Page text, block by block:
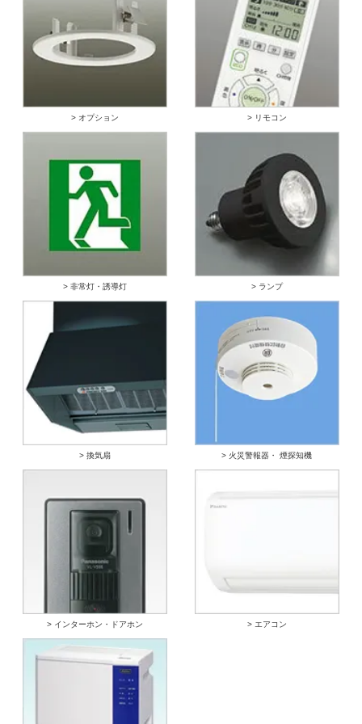
> オプション > リモコン
> 非常灯・誘導灯 > ランプ
> 換気扇 > 火災警報器・ 煙探知機
> インターホン・ドアホン > エアコン